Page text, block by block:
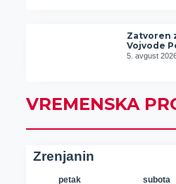
Zatvoren
Vojvode
5. avgust
VREMENSKA